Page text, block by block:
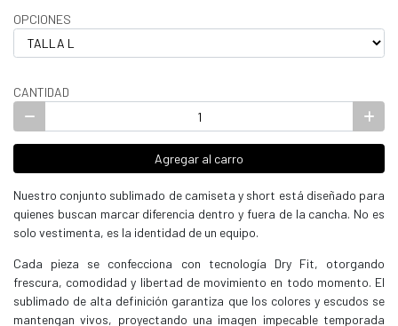
OPCIONES
CANTIDAD
Agregar al carro
Nuestro conjunto sublimado de camiseta y short está diseñado para
quienes buscan marcar diferencia dentro y fuera de la cancha. No es
solo vestimenta, es la identidad de un equipo.
Cada pieza se confecciona con tecnología Dry Fit, otorgando
frescura, comodidad y libertad de movimiento en todo momento. El
sublimado de alta definición garantiza que los colores y escudos se
mantengan vivos, proyectando una imagen impecable temporada